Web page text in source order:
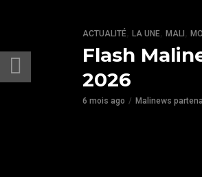
ACTUALITÉ LA UNE MALI
Flash
2026
6 mois ago Malinews